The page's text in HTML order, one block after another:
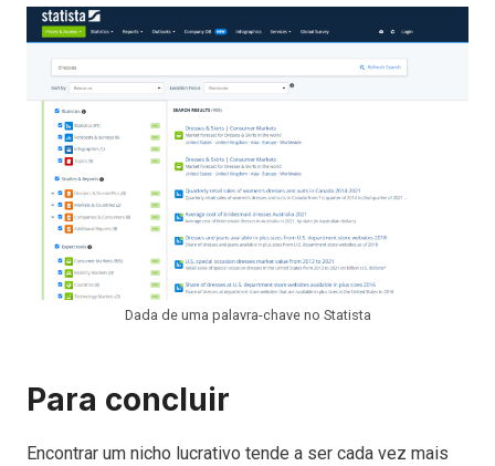
Dada de uma palavra-chave no Statista
Para concluir
Encontrar um nicho lucrativo tende a ser cada vez mais